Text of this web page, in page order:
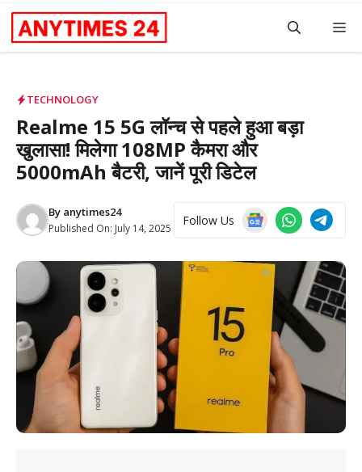
Skip
content
TECHNOLOGY
Realme 15 5G लॉन्च से पहले हुआ बड़ा
खुलासा! मिलेगा 108MP कैमरा और
5000mAh बैटरी, जानें पूरी डिटेल
By anytimes24
Published On: July 14, 2025
Follow Us